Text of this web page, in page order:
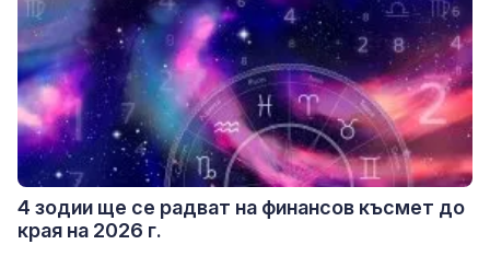
4 зодии ще се радват на финансов късмет до
края на 2026 г.